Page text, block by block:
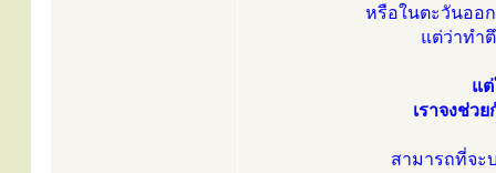
หรือในตะวันออ
แต่ว่าทำ
แ
เราจงช่ว
สามารถที่จ